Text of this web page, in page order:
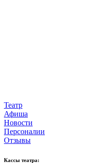
Театр
Афиша
Новости
Персоналии
Отзывы
Кассы театра: